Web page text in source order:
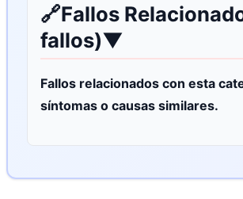
🔗Fallos
fallos)▼
Fallos relacionados con esta
síntomas o causas similares.